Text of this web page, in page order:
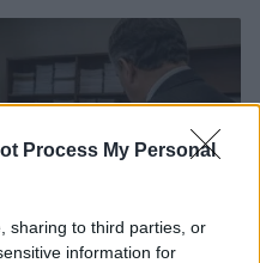
Process My Personal
sharing to third parties, or
information for